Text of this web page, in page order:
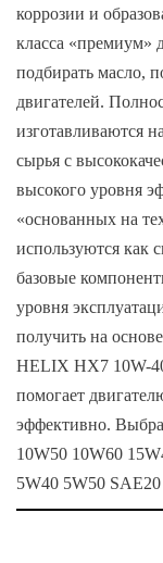
коррозии и
класса «премиум»
подбирать масло,
двигателей.
изготавливаются
сырья с
высокого уровня
«основанных на
используются как
базовые
уровня
получить на
HELIX HX7 10W-
помогает
эффективно.
10W50 10W60
5W40 5W50